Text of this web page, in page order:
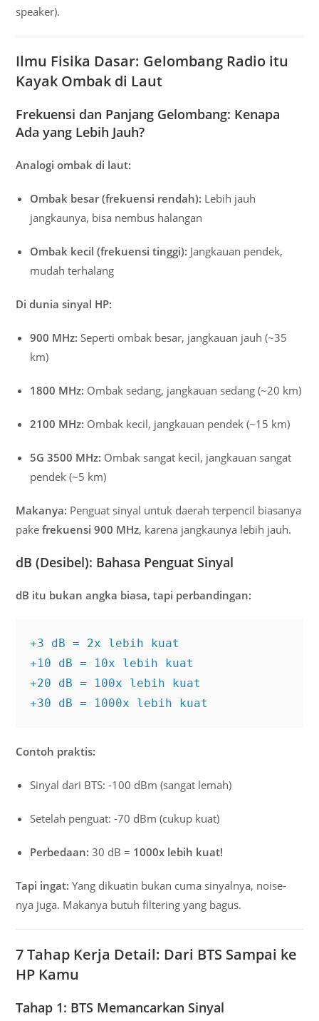
speaker).
Ilmu Fisika Dasar: Gelombang Radio itu
Kayak Ombak di Laut
Frekuensi dan Panjang Gelombang: Kenapa
Ada yang Lebih Jauh?
Analogi ombak di laut:
Ombak besar (frekuensi rendah): Lebih jauh
jangkaunya, bisa nembus halangan
Ombak kecil (frekuensi tinggi): Jangkauan pendek,
mudah terhalang
Di dunia sinyal HP:
900 MHz: Seperti ombak besar, jangkauan jauh (~35
km)
1800 MHz: Ombak sedang, jangkauan sedang (~20 km)
2100 MHz: Ombak kecil, jangkauan pendek (~15 km)
5G 3500 MHz: Ombak sangat kecil, jangkauan sangat
pendek (~5 km)
Makanya: Penguat sinyal untuk daerah terpencil biasanya
pakefrekuensi 900 MHz, karena jangkaunya lebih jauh.
dB (Desibel): Bahasa Penguat Sinyal
dB itu bukan angka biasa, tapi perbandingan:
+3 dB = 2x lebih kuat
+10 dB = 10x lebih kuat
+20 dB = 100x lebih kuat
+30 dB = 1000x lebih kuat
Contoh praktis:
Sinyal dari BTS: -100 dBm (sangat lemah)
Setelah penguat: -70 dBm (cukup kuat)
Perbedaan: 30 dB = 1000x lebih kuat!
Tapi ingat: Yang dikuatin bukan cuma sinyalnya, noise-
nya juga. Makanya butuh filtering yang bagus.
7 Tahap Kerja Detail: Dari BTS Sampai ke
HP Kamu
Tahap 1: BTS Memancarkan Sinyal